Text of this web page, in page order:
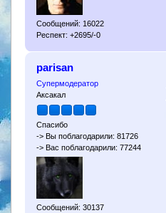
Сообщений: 16022
Респект: +2695/-0
parisan
Супермодератор
Аксакал
Спасибо
-> Вы поблагодарили: 81726
-> Вас поблагодарили: 77244
Сообщений: 30137